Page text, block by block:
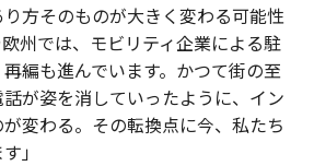
り方そのものが大きく変わる可能性
州では、モビリティ企業による駐
編も進んでいます。かつて街の至
が姿を消していったように、イン
変わる。その転換点に今、私たち
」